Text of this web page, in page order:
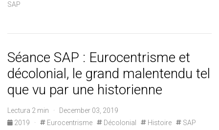
SAP
Séance SAP : Eurocentrisme et
décolonial, le grand malentendu tel
que vu par une historienne
Lectura 2 min · December 03, 2019
2019
· Eurocentrisme Décolonial Histoire SAP